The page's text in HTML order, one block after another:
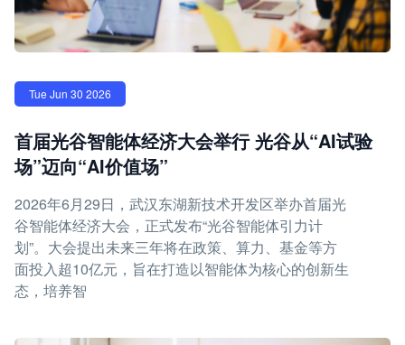
Tue Jun 30 2026
首届光谷智能体经济大会举行 光谷从“AI试验
场”迈向“AI价值场”
2026年6月29日，武汉东湖新技术开发区举办首届光
谷智能体经济大会，正式发布“光谷智能体引力计
划”。大会提出未来三年将在政策、算力、基金等方
面投入超10亿元，旨在打造以智能体为核心的创新生
态，培养智